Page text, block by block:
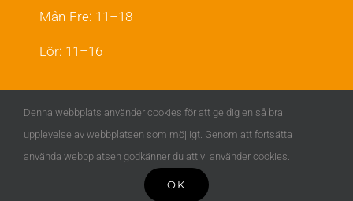
Mån-Fre: 11–18
Lör: 11–16
INSTAGRAM
Denna webbplats använder cookies för att ge dig en så bra
upplevelse av webbplatsen som möjligt. Genom att fortsätta
använda webbplatsen godkänner du att vi använder cookies.
OK